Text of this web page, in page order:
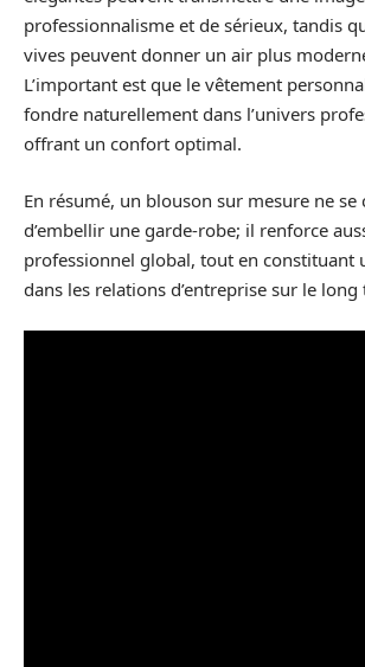
professionnalisme et de sérieux, tandis
vives peuvent donner un air plus
L’important est que le vêtement
fondre naturellement dans l’univers
offrant un confort optimal.
En résumé, un blouson sur mesure ne se
d’embellir une garde-robe; il renforce
professionnel global, tout en constituant
dans les relations d’entreprise sur le long